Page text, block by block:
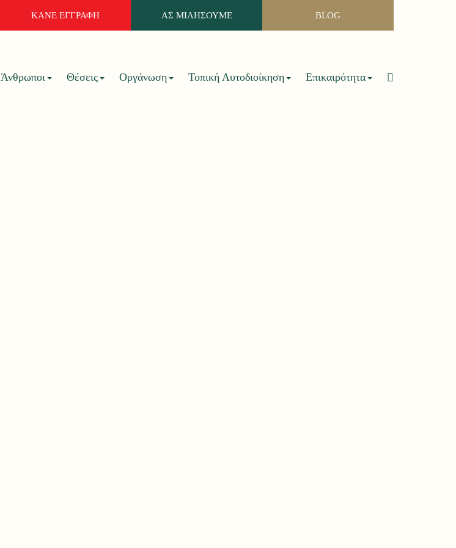
BLOG
ΑΣ ΜΙΛΗΣΟΥΜΕ
ΚΑΝΕ ΕΓΓΡΑΦΗ
Άνθρωποι Θέσεις Οργάνωση Τοπική Αυτοδιοίκηση Επικαιρότητα